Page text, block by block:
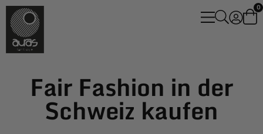
0
Fair Fashion in der
Schweiz kaufen